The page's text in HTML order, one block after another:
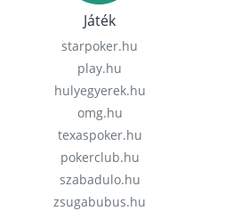
Játék
starpoker.hu
play.hu
hulyegyerek.hu
omg.hu
texaspoker.hu
pokerclub.hu
szabadulo.hu
zsugabubus.hu